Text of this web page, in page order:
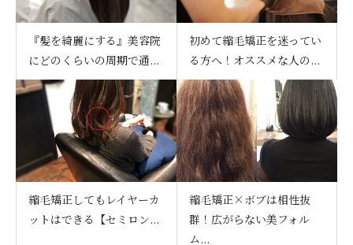
『髪を綺麗にする』美容院
にどのくらいの周期で通...
初めて縮毛矯正を迷ってい
る方へ！オススメな人の...
縮毛矯正してもレイヤーカ
ットはできる【セミロン...
縮毛矯正×ボブは相性抜
群！広がらない美フォル
ム...